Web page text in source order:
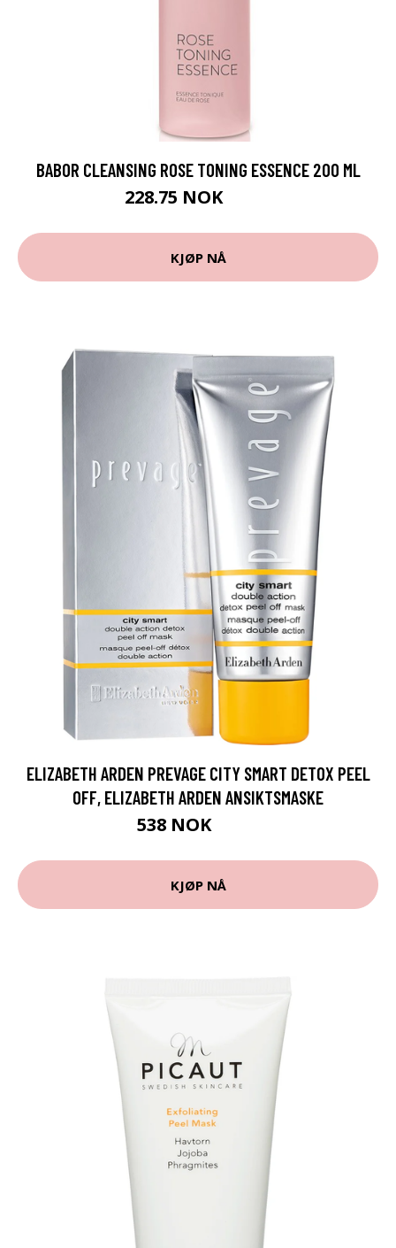
BABOR CLEANSING ROSE TONING ESSENCE 200 ML
228.75 NOK
KJØP NÅ
ELIZABETH ARDEN PREVAGE CITY SMART DETOX PEEL
OFF, ELIZABETH ARDEN ANSIKTSMASKE
538 NOK
KJØP NÅ